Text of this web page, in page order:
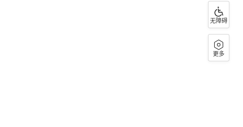
无障碍
更多